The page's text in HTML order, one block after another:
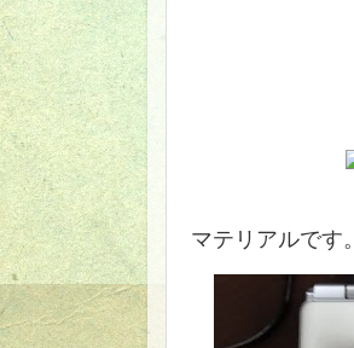
マテリアルです。